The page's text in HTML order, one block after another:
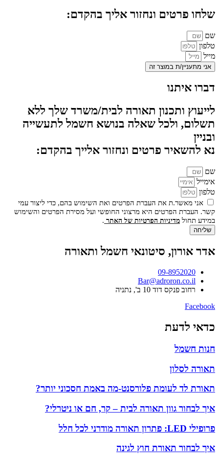
שלחו פרטים ונחזור אליך בהקדם:
שם
טלפון
מייל
אני מתעניין/ת במוצר זה
דברו איתנו
לייעוץ ותכנון תאורה לבית/משרד שלך ללא
תשלום, ולכל שאלה בנושא חשמל לתעשייה
ובניין
נא להשאיר פרטים ונחזור אלייך בהקדם:
שם
אימייל
טלפון
אני מאשר.ת את העברת הפרטים ואת השימוש בהם, כדי ליצור עמי
קשר. העברת הפרטים היא מרצוני החופשי ועל מסירת הפרטים והשימוש
במידע תחול מדיניות הפרטיות של האתר .
שליחה
אדר אורון, סיטונאי חשמל ותאורה
09-8952020
Bar@adroron.co.il
רחוב פנקס דוד 10 ב', נתניה
Facebook
כדאי לדעת
חנות חשמל
תאורה לסלון
תאורת לד לעומת פלורסנט-מה באמת חסכוני יותר?
איך לבחור גוון תאורה לבית – קר, חם או ניטרלי?
פרופילי LED: פתרון תאורה מודרני לכל חלל
איך לבחור תאורת חוץ לגינה